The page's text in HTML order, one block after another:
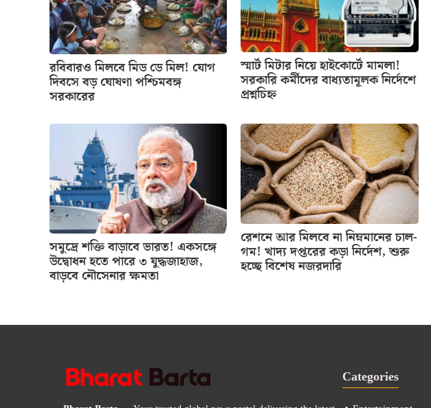
রবিবারও মিলবে মিড ডে মিল! যোগ
দিবসে বড় ঘোষণা পশ্চিমবঙ্গ
সরকারের
স্মার্ট মিটার নিয়ে হাইকোর্টে মামলা!
সরকারি কর্মীদের বাধ্যতামূলক নির্দেশে
প্রশ্নচিহ্ন
সমুদ্রে শক্তি বাড়াবে ভারত! একসঙ্গে
উদ্বোধন হতে পারে ৩ যুদ্ধজাহাজ,
বাড়বে নৌসেনার ক্ষমতা
রেশনে আর মিলবে না নিম্নমানের চাল-
গম! খাদ্য দপ্তরের কড়া নির্দেশ, শুরু
হচ্ছে বিশেষ নজরদারি
Categories